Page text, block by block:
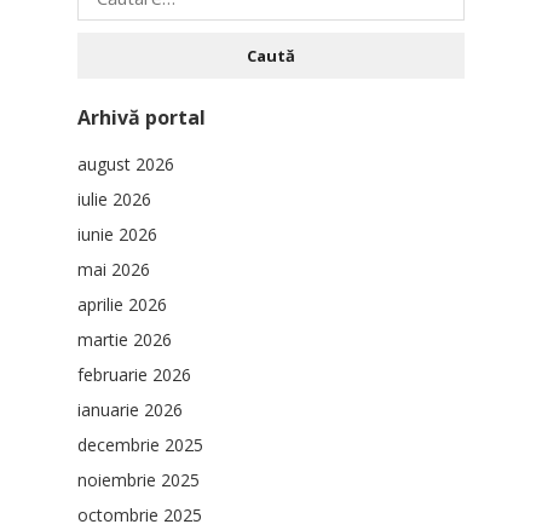
după:
Arhivă portal
august 2026
iulie 2026
iunie 2026
mai 2026
aprilie 2026
martie 2026
februarie 2026
ianuarie 2026
decembrie 2025
noiembrie 2025
octombrie 2025